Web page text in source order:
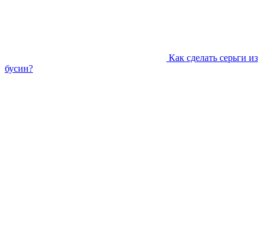
Как сделать серьги из
бусин?